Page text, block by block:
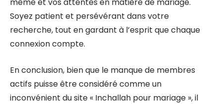
Soyez patient et persévérant dans votre
recherche, tout en gardant à l’esprit que chaque
connexion compte.
En conclusion, bien que le manque de membres
actifs puisse être considéré comme un
inconvénient du site « Inchallah pour mariage », il